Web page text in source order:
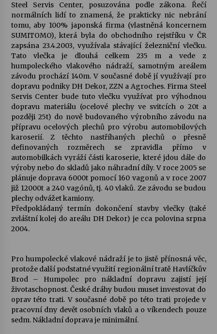
17. 7. 2026
Ozvěny prázdnin
14. 7. 2026
Za kulturou kousek za Humpolec. V Želivě ožije
odkaz Josefa Čapka
13. 7. 2026
Varhanní recitál Michala Novenka v Klášteře
Želiv
3. 7. 2026
Petr Adamec – Malovaný svět
30. 6. 2026
Steel Servis Center, posuzována podle zákona. Řečí
normálních lidí to znamená, že prakticky nic nebrání
tomu, aby 100% japonská firma (vlastněná koncernem
SUMITOMO), která byla do obchodního rejstříku v ČR
zapsána 23.4.2003, využívala stávající železniční vlečku.
Tato vlečka je dlouhá celkem 235 m a vede z
humpoleckého vlakového nádraží, samotným areálem
závodu prochází 140m. V současné době jí využívají pro
dopravu podniky DH Dekor, ZZN a Agroches. Firma Steel
Servis Center bude tuto vlečku využívat pro výhodnou
dopravu materiálu (ocelové plechy ve svitcích o 20t a
později 25t) do nově budovaného výrobního závodu na
přípravu ocelových plechů pro výrobu automobilových
karoserií. Z těchto nastříhaných plechů o přesně
definovaných rozměrech se zpravidla přímo v
automobilkách vyráží části karoserie, které jdou dále do
výroby nebo do skladů jako náhradní díly. V roce 2005 se
plánuje doprava 6000t pomocí 160 vagonů a v roce 2007
již 12000t a 240 vagónů, tj. 40 vlaků. Ze závodu se budou
plechy odvážet kamiony.
Předpokládaný termín dokončení stavby vlečky (také
zvláštní kolej do areálu DH Dekor) je cca polovina srpna
2004.
Pro humpolecké vlakové nádraží je to jistě přínosná věc,
protože další podstatné využití regionální tratě Havlíčkův
Brod – Humpolec pro nákladní dopravu zajistí její
životaschopnost. České dráhy budou muset investovat do
oprav této trati. V současné době po této trati projede v
pracovní dny devět osobních vlaků a o víkendech pouze
sedm. Nákladní doprava je minimální.